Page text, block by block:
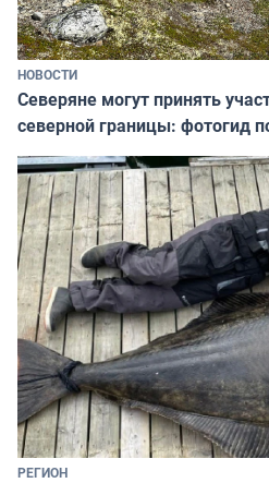
НОВОСТИ
Северяне могут принять
северной границы: фотогид
РЕГИОН